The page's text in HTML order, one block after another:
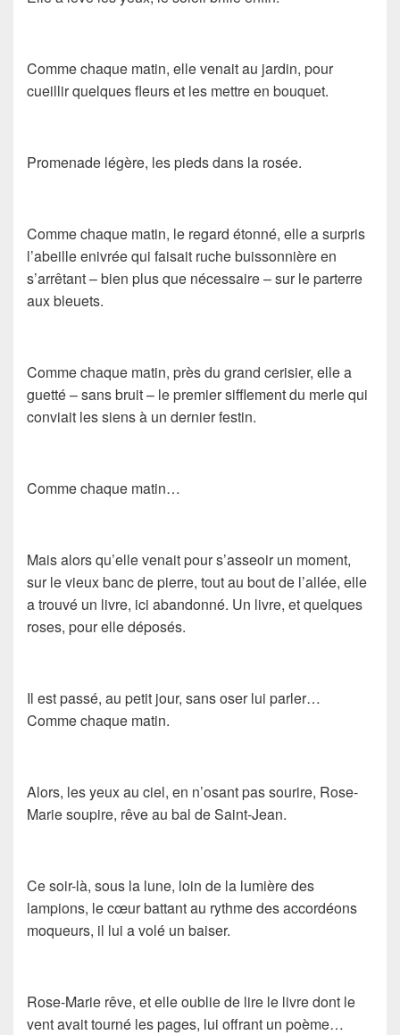
Comme chaque matin, elle venait au jardin, pour
cueillir quelques fleurs et les mettre en bouquet.
Promenade légère, les pieds dans la rosée.
Comme chaque matin, le regard étonné, elle a surpris
l’abeille enivrée qui faisait ruche buissonnière en
s’arrêtant – bien plus que nécessaire – sur le parterre
aux bleuets.
Comme chaque matin, près du grand cerisier, elle a
guetté – sans bruit – le premier sifflement du merle qui
conviait les siens à un dernier festin.
Comme chaque matin…
Mais alors qu’elle venait pour s’asseoir un moment,
sur le vieux banc de pierre, tout au bout de l’allée, elle
a trouvé un livre, ici abandonné. Un livre, et quelques
roses, pour elle déposés.
Il est passé, au petit jour, sans oser lui parler…
Comme chaque matin.
Alors, les yeux au ciel, en n’osant pas sourire, Rose-
Marie soupire, rêve au bal de Saint-Jean.
Ce soir-là, sous la lune, loin de la lumière des
lampions, le cœur battant au rythme des accordéons
moqueurs, il lui a volé un baiser.
Rose-Marie rêve, et elle oublie de lire le livre dont le
vent avait tourné les pages, lui offrant un poème…